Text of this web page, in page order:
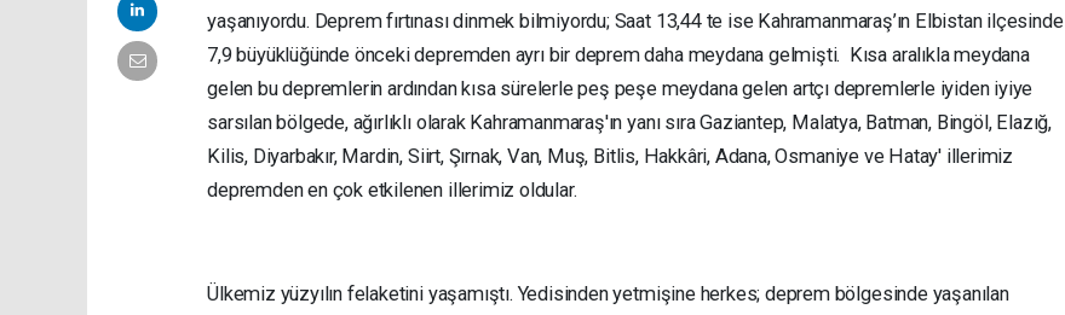
yaşanıyordu. Deprem fırtınası dinmek bilmiyordu; Saat 13,44 te ise Kahramanmaraş’ın Elbistan ilçesinde
7,9 büyüklüğünde önceki depremden ayrı bir deprem daha meydana gelmişti. Kısa aralıkla meydana
gelen bu depremlerin ardından kısa sürelerle peş peşe meydana gelen artçı depremlerle iyiden iyiye
sarsılan bölgede, ağırlıklı olarak Kahramanmaraş'ın yanı sıra Gaziantep, Malatya, Batman, Bingöl, Elazığ,
Kilis, Diyarbakır, Mardin, Siirt, Şırnak, Van, Muş, Bitlis, Hakkâri, Adana, Osmaniye ve Hatay' illerimiz
depremden en çok etkilenen illerimiz oldular.
Ülkemiz yüzyılın felaketini yaşamıştı. Yedisinden yetmişine herkes; deprem bölgesinde yaşanılan